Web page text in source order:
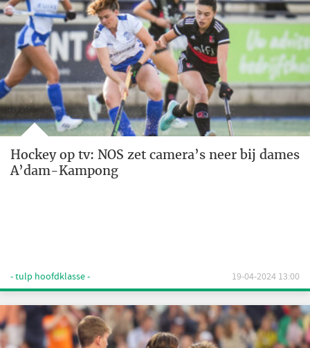
Hockey op tv: NOS zet camera’s neer bij dames
A’dam-Kampong
- tulp hoofdklasse - 19-04-2024 13:00